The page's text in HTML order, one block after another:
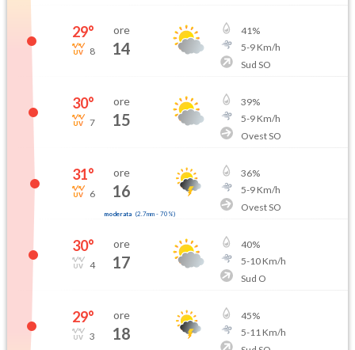
29°
8
ore
14
41%
5-9Km/h
Sud SO
30°
7
ore
15
39%
5-9Km/h
Ovest SO
31°
6
ore
16
moderata (2.7mm- 70 %)
36%
5-9Km/h
Ovest SO
30°
4
ore
17
40%
5-10Km/h
Sud O
29°
3
ore
18
45%
5-11Km/h